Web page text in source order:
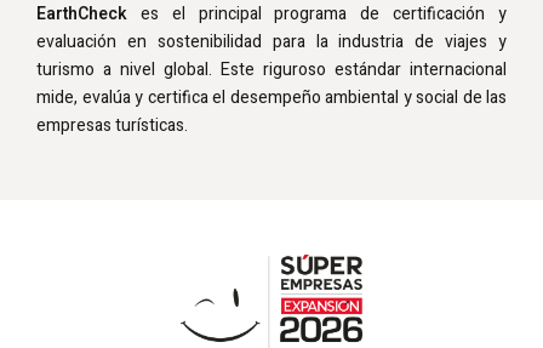
EarthCheck es el principal programa de certificación y
evaluación en sostenibilidad para la industria de viajes y
turismo a nivel global. Este riguroso estándar internacional
mide, evalúa y certifica el desempeño ambiental y social de las
empresas turísticas.